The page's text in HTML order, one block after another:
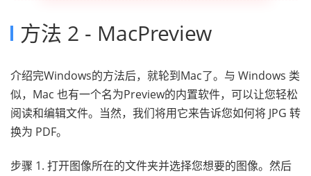
方法 2 - MacPreview
介绍完Windows的方法后，就轮到Mac了。与 Windows 类
似，Mac 也有一个名为Preview的内置软件，可以让您轻松
阅读和编辑文件。当然，我们将用它来告诉您如何将 JPG 转
换为 PDF。
步骤 1. 打开图像所在的文件夹并选择您想要的图像。然后